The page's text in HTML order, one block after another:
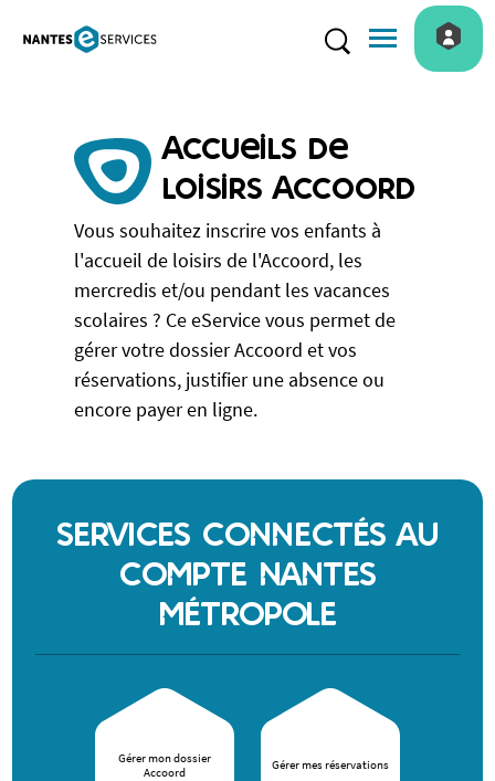
Rechercher
Menu de
Accueils de
loisirs Accoord
Vous souhaitez inscrire vos enfants à
l'accueil de loisirs de l'Accoord, les
mercredis et/ou pendant les vacances
scolaires ? Ce eService vous permet de
gérer votre dossier Accoord et vos
réservations, justifier une absence ou
encore payer en ligne.
SERVICES CONNECTÉS AU
COMPTE NANTES
MÉTROPOLE
Gérer mon dossier
Accoord
Gérer mes réservations